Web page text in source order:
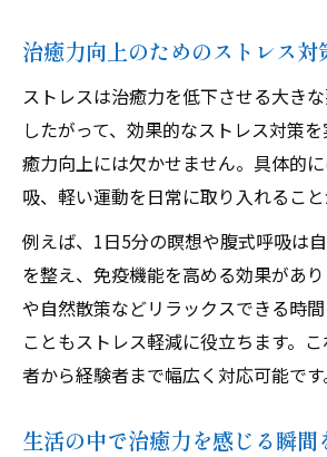
治癒力向上のためのストレス対
ストレスは治癒力を低下させる大きな
したがって、効果的なストレス対策
癒力向上には欠かせません。具体的
吸、軽い運動を日常に取り入れること
例えば、1日5分の瞑想や腹式呼吸は
を整え、免疫機能を高める効果があ
や自然散策などリラックスできる時
こともストレス軽減に役立ちます。
者から経験者まで幅広く対応可能です
生活の中で治癒力を感じる瞬間